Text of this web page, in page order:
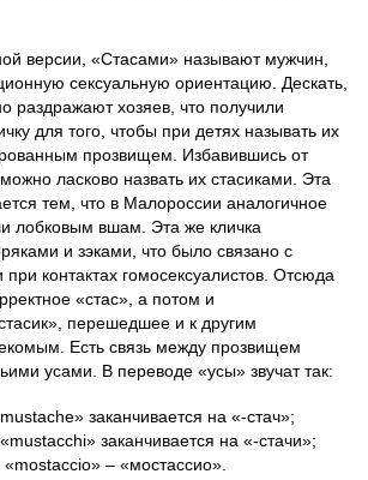
версии, «Стасами» называют мужчин,
сексуальную ориентацию. Дескать,
раздражают хозяев, что получили
для того, чтобы при детях называть их
прозвищем. Избавившись от
ласково назвать их стасиками. Эта
тем, что в Малороссии аналогичное
лобковым вшам. Эта же кличка
и зэками, что было связано с
контактах гомосексуалистов. Отсюда
«стас», а потом и
перешедшее и к другим
Есть связь между прозвищем
усами. В переводе «усы» звучат так:
заканчивается на «-стач»;
заканчивается на «-стачи»;
– «мостассио».